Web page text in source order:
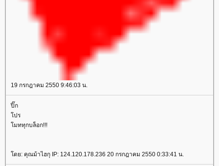
19 กรกฎาคม 2550 9:46:03 น.
ปิ๊ก
ปร
มททุกบล็อก!!!
ดย: คุณม้าไฮกุ IP: 124.120.178.236 20 กรกฎาคม 2550 0:33:41 น.